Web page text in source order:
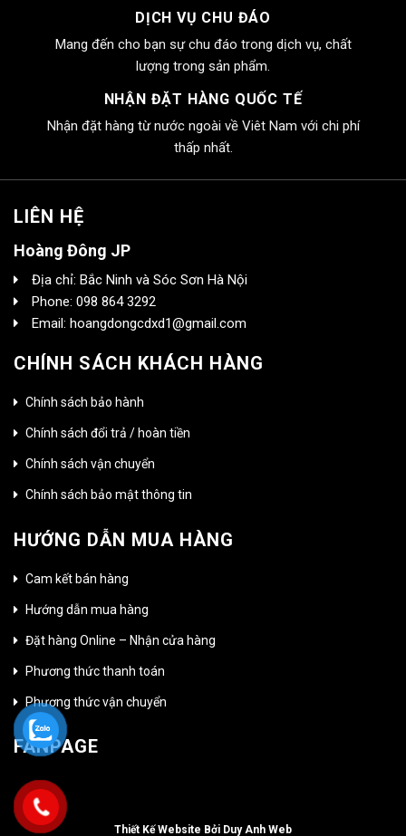
DỊCH VỤ CHU ĐÁO
Mang đến cho bạn sự chu đáo trong dịch vụ, chất
lượng trong sản phẩm.
NHẬN ĐẶT HÀNG QUỐC TẾ
Nhận đặt hàng từ nước ngoài về Viêt Nam với chi phí
thấp nhất.
LIÊN HỆ
Hoàng Đông JP
Địa chỉ: Bắc Ninh và Sóc Sơn Hà Nội
Phone: 098 864 3292
Email: hoangdongcdxd1@gmail.com
CHÍNH SÁCH KHÁCH HÀNG
Chính sách bảo hành
Chính sách đổi trả / hoàn tiền
Chính sách vận chuyển
Chính sách bảo mật thông tin
HƯỚNG DẪN MUA HÀNG
Cam kết bán hàng
Hướng dẫn mua hàng
Đặt hàng Online – Nhận cửa hàng
Phương thức thanh toán
Phương thức vận chuyển
FANPAGE
Thiết Kế Website Bởi Duy Anh Web